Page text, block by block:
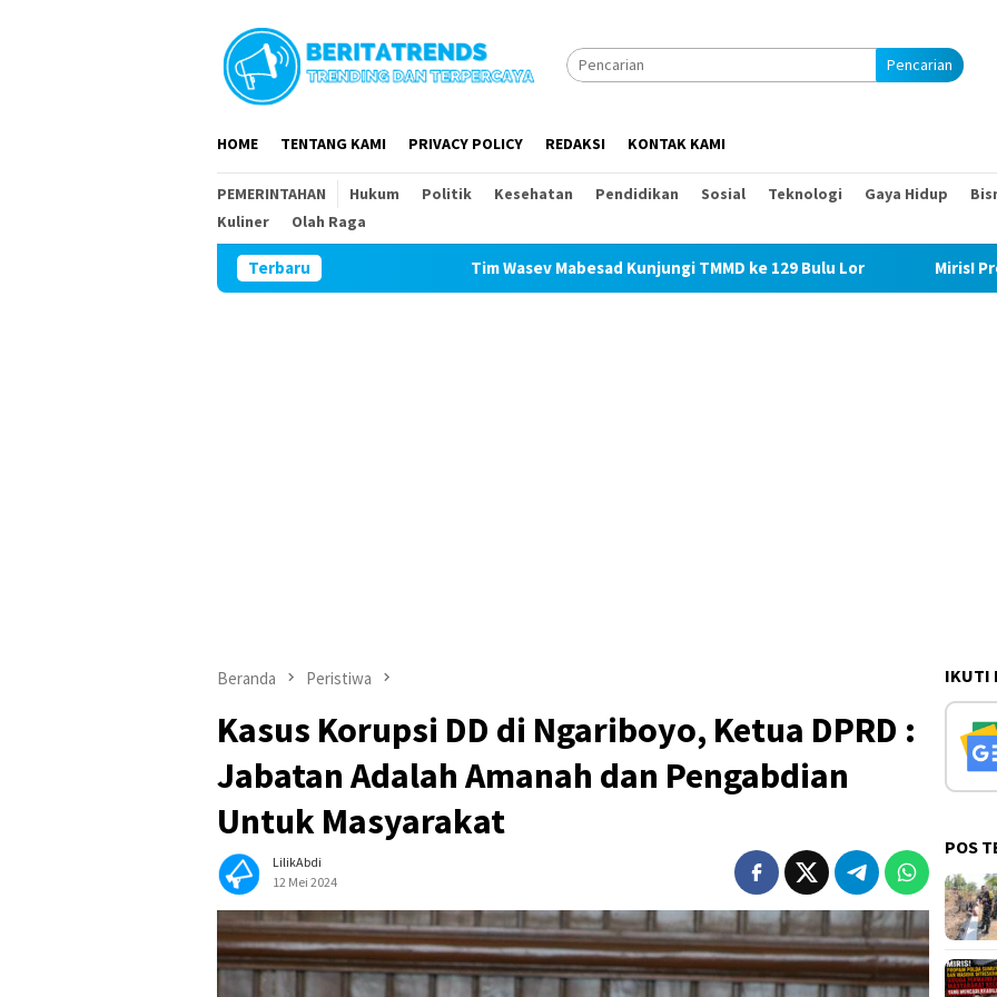
Pencarian
HOME TENTANG KAMI PRIVACY POLICY REDAKSI KONTAK KAMI
PEMERINTAHAN Hukum Politik Kesehatan Pendidikan Sosial Teknologi Gaya Hidup
Kuliner
Olah Raga
Terbaru Tim Wasev Mabesad Kunjungi TMMD ke 129 Bulu Lor Miris! Propam Polda
Beranda Peristiwa
Kasus Korupsi DD di Ngariboyo, Ketua DPRD :
Jabatan Adalah Amanah dan Pengabdian
Untuk Masyarakat
LilikAbdi
12 Mei 2024
IKUTI
POS